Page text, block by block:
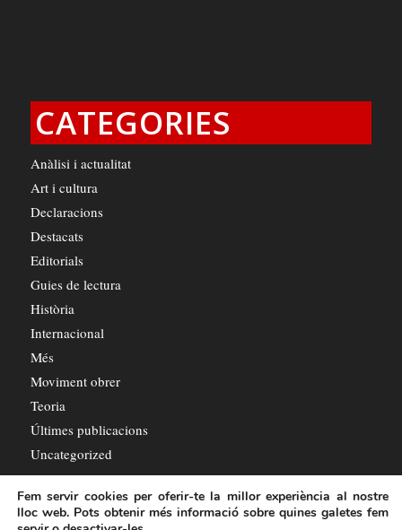
CATEGORIES
Anàlisi i actualitat
Art i cultura
Declaracions
Destacats
Editorials
Guies de lectura
Història
Internacional
Més
Moviment obrer
Teoria
Últimes publicacions
Uncategorized
Fem servir cookies per oferir-te la millor experiència al nostre
lloc web. Pots obtenir més informació sobre quines galetes fem